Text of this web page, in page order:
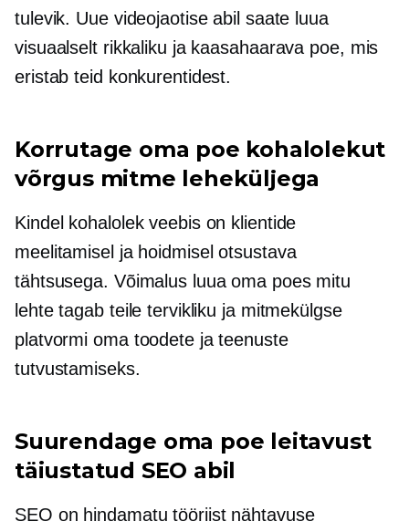
tulevik. Uue videojaotise abil saate luua
visuaalselt rikkaliku ja kaasahaarava poe, mis
eristab teid konkurentidest.
Korrutage oma poe kohalolekut
võrgus mitme leheküljega
Kindel kohalolek veebis on klientide
meelitamisel ja hoidmisel otsustava
tähtsusega. Võimalus luua oma poes mitu
lehte tagab teile tervikliku ja mitmekülgse
platvormi oma toodete ja teenuste
tutvustamiseks.
Suurendage oma poe leitavust
täiustatud SEO abil
SEO on hindamatu tööriist nähtavuse